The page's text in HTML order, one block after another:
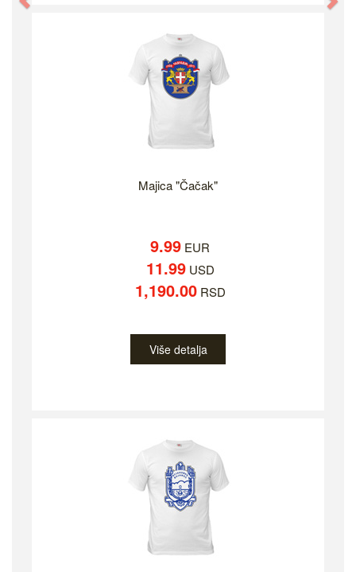
Majica "Čačak"
9.99 EUR
11.99USD
1,190.00RSD
Više detalja